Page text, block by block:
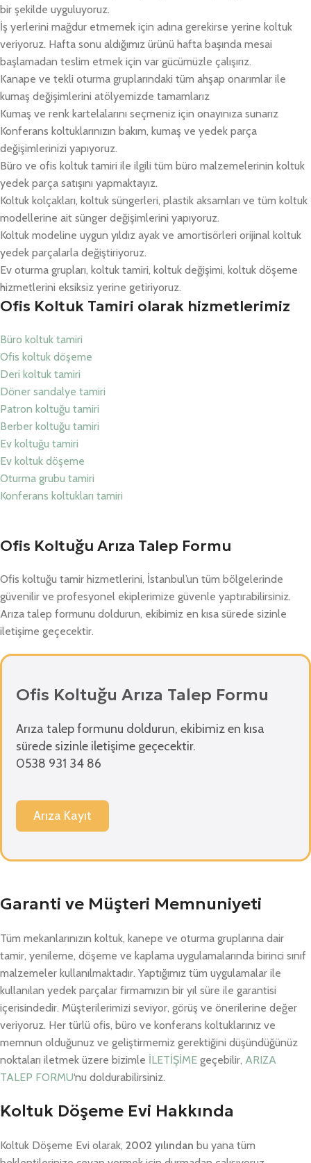
bir şekilde uyguluyoruz.
İş yerlerini mağdur etmemek için adına gerekirse yerine koltuk
veriyoruz. Hafta sonu aldığımız ürünü hafta başında mesai
başlamadan teslim etmek için var gücümüzle çalışırız.
Kanape ve tekli oturma gruplarındaki tüm ahşap onarımlar ile
kumaş değişimlerini atölyemizde tamamlarız
Kumaş ve renk kartelalarını seçmeniz için onayınıza sunarız
Konferans koltuklarınızın bakım, kumaş ve yedek parça
değişimlerinizi yapıyoruz.
Büro ve ofis koltuk tamiri ile ilgili tüm büro malzemelerinin koltuk
yedek parça satışını yapmaktayız.
Koltuk kolçakları, koltuk süngerleri, plastik aksamları ve tüm koltuk
modellerine ait sünger değişimlerini yapıyoruz.
Koltuk modeline uygun yıldız ayak ve amortisörleri orijinal koltuk
yedek parçalarla değiştiriyoruz.
Ev oturma grupları, koltuk tamiri, koltuk değişimi, koltuk döşeme
hizmetlerini eksiksiz yerine getiriyoruz.
Ofis Koltuk Tamiri olarak hizmetlerimiz
Büro koltuk tamiri
Ofis koltuk döşeme
Deri koltuk tamiri
Döner sandalye tamiri
Patron koltuğu tamiri
Berber koltuğu tamiri
Ev koltuğu tamiri
Ev koltuk döşeme
Oturma grubu tamiri
Konferans koltukları tamiri
Ofis Koltuğu Arıza Talep Formu
Ofis koltuğu tamir hizmetlerini, İstanbul’un tüm bölgelerinde
güvenilir ve profesyonel ekiplerimize güvenle yaptırabilirsiniz.
Arıza talep formunu doldurun, ekibimiz en kısa sürede sizinle
iletişime geçecektir.
Ofis Koltuğu Arıza Talep Formu
Arıza talep formunu doldurun, ekibimiz en kısa
sürede sizinle iletişime geçecektir.
0538 931 34 86
Arıza Kayıt
Garanti ve Müşteri Memnuniyeti
Tüm mekanlarınızın koltuk, kanepe ve oturma gruplarına dair
tamir, yenileme, döşeme ve kaplama uygulamalarında birinci sınıf
malzemeler kullanılmaktadır. Yaptığımız tüm uygulamalar ile
kullanılan yedek parçalar firmamızın bir yıl süre ile garantisi
içerisindedir. Müşterilerimizi seviyor, görüş ve önerilerine değer
veriyoruz. Her türlü ofis, büro ve konferans koltuklarınız ve
memnun olduğunuz ve geliştirmemiz gerektiğini düşündüğünüz
noktaları iletmek üzere bizimle İLETİŞİME geçebilir, ARIZA
TALEP FORMU‘nu doldurabilirsiniz.
Koltuk Döşeme Evi Hakkında
Koltuk Döşeme Evi olarak, 2002 yılından bu yana tüm